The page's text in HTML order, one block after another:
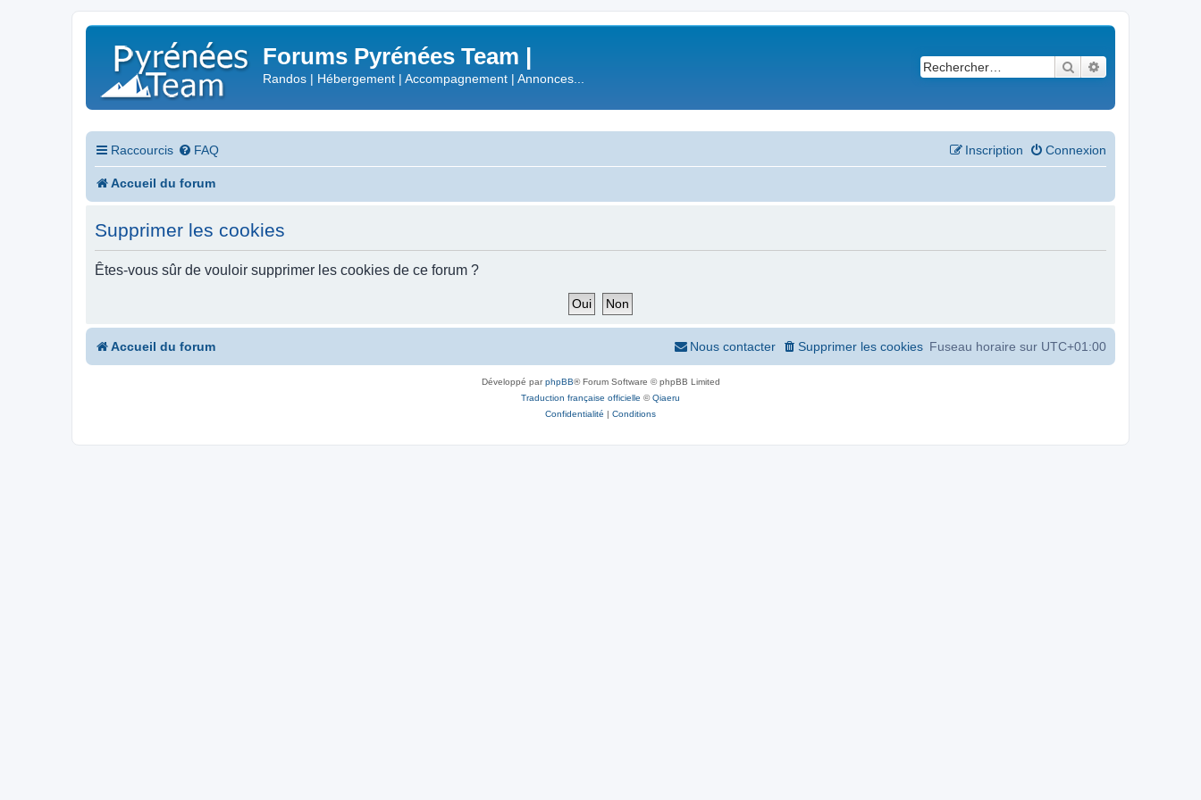
Forums Pyrénées Team |
Randos | Hébergement | Accompagnement | Annonces...
Rechercher
Raccourcis FAQ Connexion
Inscription
Accueil du forum
Supprimer les cookies
Êtes-vous sûr de vouloir supprimer les cookies de ce forum ?
Accueil du forum Fuseau horaire sur UTC+01:00
Supprimer les cookies
Nous contacter
Développé parphpBB® Forum Software © phpBB Limited
Traduction française officielle ©Qiaeru
Confidentialité | Conditions